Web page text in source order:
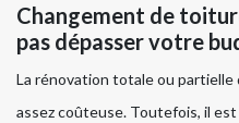
Changement de
pas dépasser votre
La rénovation totale ou
assez coûteuse. Toutefois, il